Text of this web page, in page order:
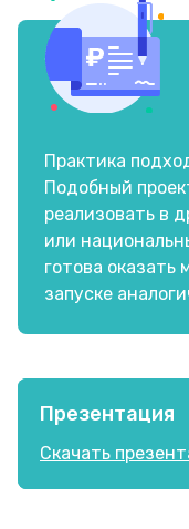
Практика
Подобный
реализовать в
или
готова
запуске
Презентация
Скачать